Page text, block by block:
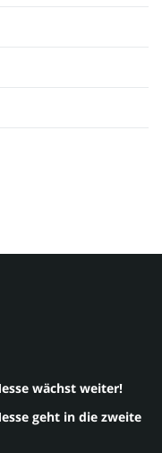
wächst weiter!
geht in die zweite